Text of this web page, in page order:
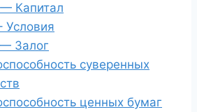
Капитал
Условия
Залог
суверенных
ценных бумаг